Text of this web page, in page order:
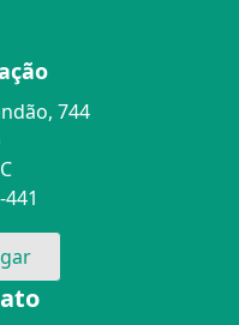
744
441